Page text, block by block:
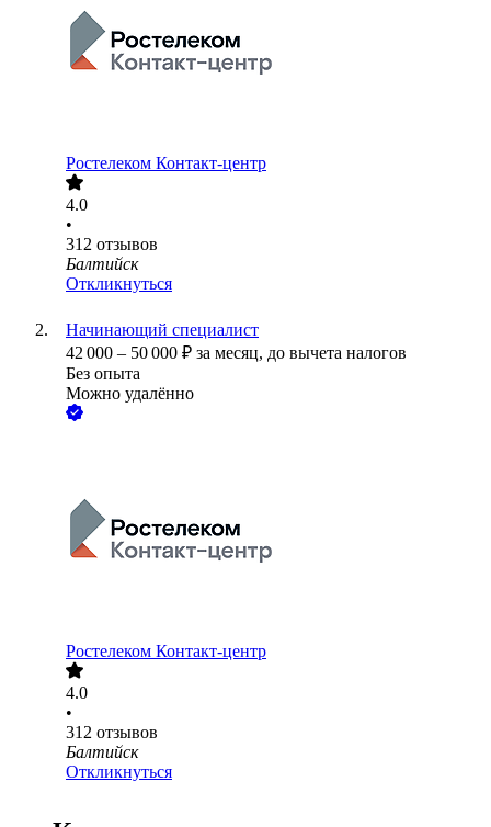
Ростелеком Контакт-центр
4.0
•
312 отзывов
Балтийск
Откликнуться
Начинающий специалист
42 000 – 50 000 ₽ за месяц, до вычета налогов
Без опыта
Можно удалённо
Ростелеком Контакт-центр
4.0
•
312 отзывов
Балтийск
Откликнуться